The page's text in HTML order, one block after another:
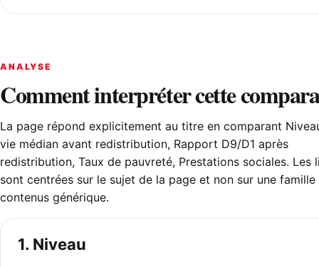
ANALYSE
Comment interpréter cette
La page répond explicitement au titre en comparant
vie médian avant redistribution, Rapport D9/D1 après
redistribution, Taux de pauvreté, Prestations sociales. Les
sont centrées sur le sujet de la page et non sur une famille
contenus générique.
1. Niveau